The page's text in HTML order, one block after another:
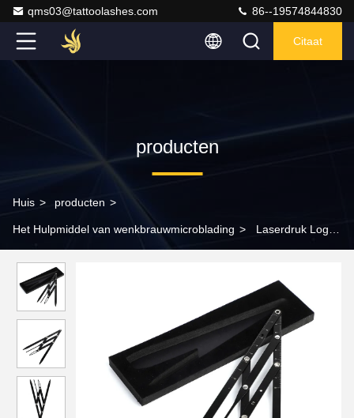
qms03@tattoolashes.com 86--19574844830
Citaat
producten
Huis > producten >
Het Hulpmiddel van wenkbrauwmicroblading > Laserdruk Logo
staal met Schaal voor Opleidingsschool